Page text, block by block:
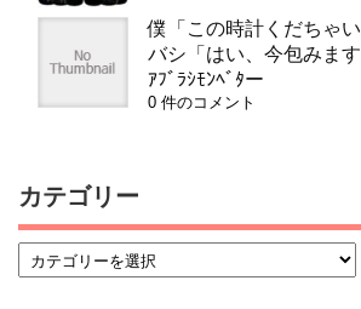
僕「この時計くだちゃ
バシ「はい、今包みま
ｱﾌﾞﾗｼﾓﾝﾍﾞﾀー
0 件のコメント
カテゴリー